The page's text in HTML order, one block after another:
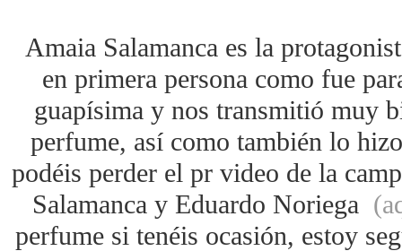
Amaia Salamanca es la
en primera persona como fue
guapísima y nos transmitió muy
perfume, así como también lo
podéis perder el pr video de la
Salamanca y Eduardo Noriega
perfume si tenéis ocasión, estoy